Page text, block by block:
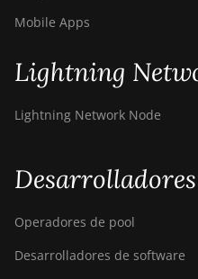
Mobile Apps
Lightning
Lightning Network Node
Desarrolladores
Operadores de pool
Desarrolladores de software